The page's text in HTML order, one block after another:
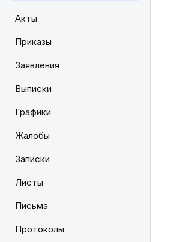
Акты
Приказы
Заявления
Выписки
Графики
Жалобы
Записки
Листы
Письма
Протоколы